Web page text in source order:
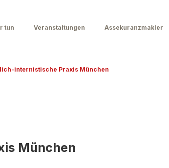
tun Veranstaltungen Assekuranzmakler
internistische Praxis München
München